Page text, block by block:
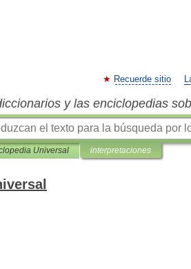
Recuerde sitio
y las enciclopedias
Universal interpretaciones